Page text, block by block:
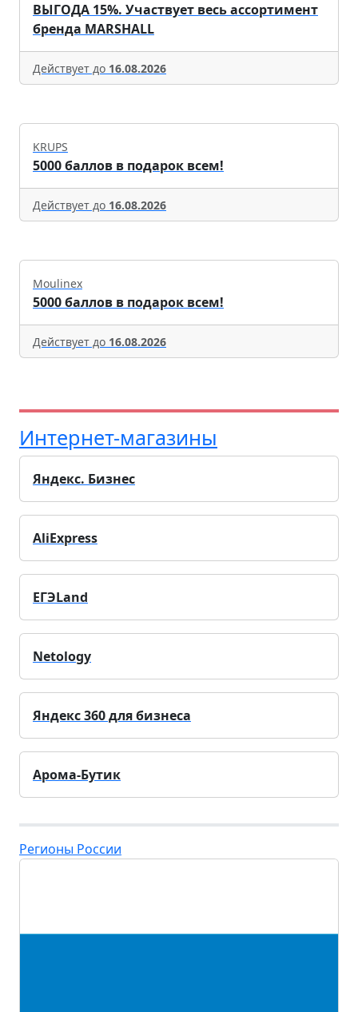
ВЫГОДА 15%. Участвует весь ассортимент
бренда MARSHALL
Действует до 16.08.2026
KRUPS
5000 баллов в подарок всем!
Действует до 16.08.2026
Moulinex
5000 баллов в подарок всем!
Действует до 16.08.2026
Интернет-магазины
Яндекс. Бизнес
AliExpress
ЕГЭLand
Netology
Яндекс 360 для бизнеса
Арома-Бутик
Регионы России